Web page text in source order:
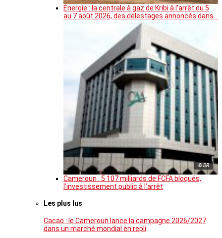
Énergie : la centrale à gaz de Kribi à l’arrêt du 5
au 7 août 2026, des délestages annoncés dans…
© DR
Cameroun : 5 107 milliards de FCFA bloqués,
l’investissement public à l’arrêt
Les plus lus
Cacao : le Cameroun lance la campagne 2026/2027
dans un marché mondial en repli